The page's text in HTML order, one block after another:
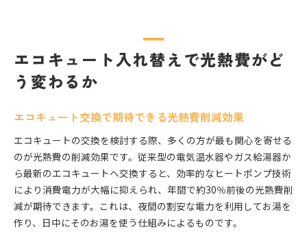
エコキュート入れ替えで光熱費がど
う変わるか
エコキュート交換で期待できる光熱費削減効果
エコキュートの交換を検討する際、多くの方が最も関心を寄せる
のが光熱費の削減効果です。従来型の電気温水器やガス給湯器か
ら最新のエコキュートへ交換すると、効率的なヒートポンプ技術
により消費電力が大幅に抑えられ、年間で約30％前後の光熱費削
減が期待できます。これは、夜間の割安な電力を利用してお湯を
作り、日中にそのお湯を使う仕組みによるものです。